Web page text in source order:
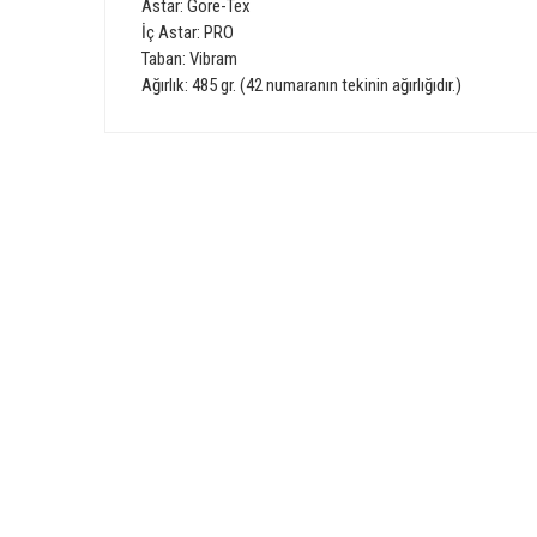
Astar: Gore-Tex
İç Astar: PRO
Taban: Vibram
Ağırlık: 485 gr. (42 numaranın tekinin ağırlığıdır.)